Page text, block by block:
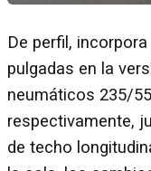
De perfil,
pulgadas en la
neumáticos 235/
respectivamente,
de techo